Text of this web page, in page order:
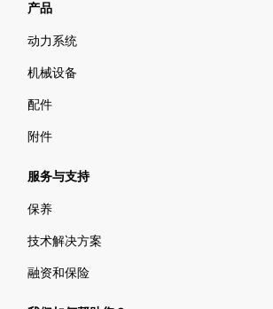
产品
动力系统
机械设备
配件
附件
服务与支持
保养
技术解决方案
融资和保险